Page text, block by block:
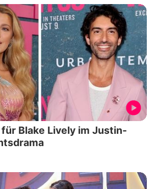
Blake Lively im Justin-